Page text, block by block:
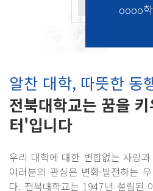
oooo
알찬 대학, 따뜻한 동
전북대학교는 꿈을
터'입니다
우리 대학에 대한 변함없는 사랑
여러분의 관심은 변화·발전하는
다. 전북대학교는 1947년 설립된